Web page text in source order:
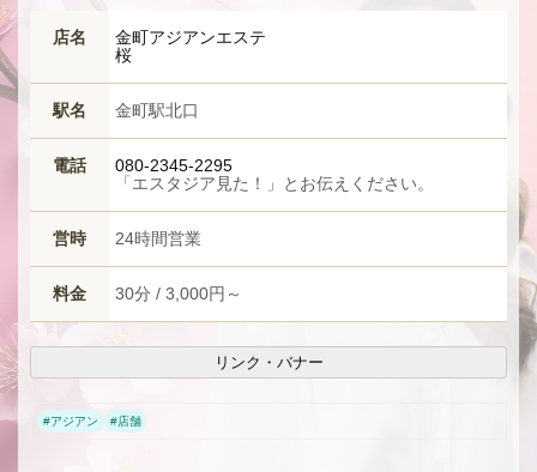
店名
金町アジアンエステ
桜
駅名 金町駅北口
電話
080-2345-2295
「エスタジア見た！」とお伝えください。
営時 24時間営業
料金 30分 / 3,000円～
リンク・バナー
#アジアン #店舗